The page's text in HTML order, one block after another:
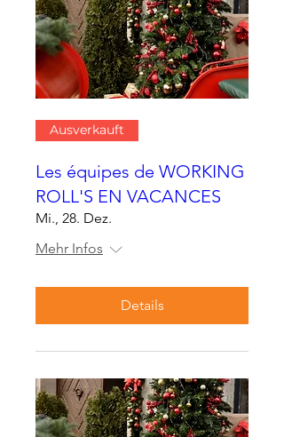
Ausverkauft
Les équipes de WORKING
ROLL'S EN VACANCES
Mi., 28. Dez.
Mehr Infos
Details